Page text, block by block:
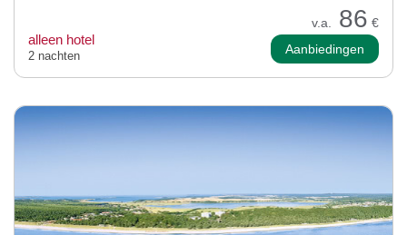
v.a. 86 €
alleen hotel
2 nachten Aanbiedingen